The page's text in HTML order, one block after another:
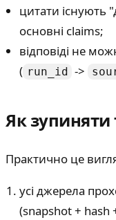
цитати існують
основні claims;
відповіді не
( run_id ->
Як зупиняти
Практично це
усі джерела
(snapshot + hash